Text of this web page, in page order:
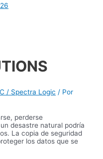
/ Spectra Logic / Por
perderse
desastre natural podría
La copia de seguridad
los datos que se